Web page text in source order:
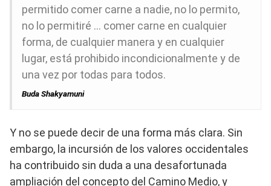
permitido comer carne a nadie, no lo permito,
no lo permitiré … comer carne en cualquier
forma, de cualquier manera y en cualquier
lugar, está prohibido incondicionalmente y de
una vez por todas para todos.
Buda Shakyamuni
Y no se puede decir de una forma más clara. Sin
embargo, la incursión de los valores occidentales
ha contribuido sin duda a una desafortunada
ampliación del concepto del Camino Medio, y